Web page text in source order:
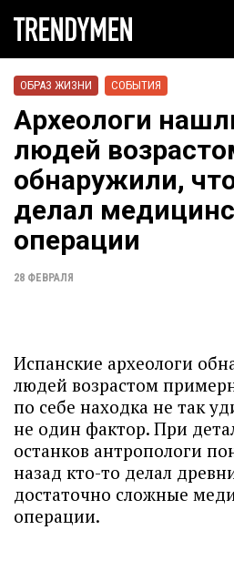
ОБРАЗ ЖИЗНИ СОБЫТИЯ
Археологи
людей
обнаружили,
делал
операции
28 ФЕВРАЛЯ
Испанские археологи
людей возрастом
по себе находка не так
не один фактор. При
останков антропологи
назад кто-то делал
достаточно сложные
операции.